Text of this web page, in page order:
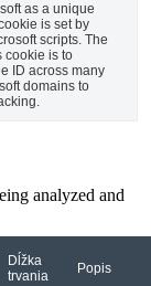
as a unique
is set by
scripts. The
cookie is to
ID across many
domains to
analyzed and
Dĺžka
trvania
Popis